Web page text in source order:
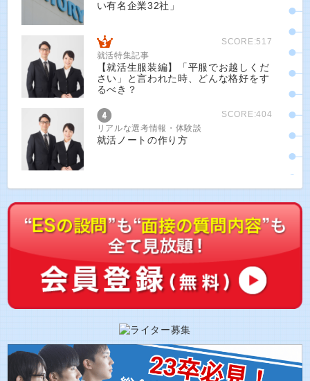
い有名企業32社」
SCORE:517
就活特集記事
【就活生服装編】「平服でお越しくだ
さい」と言われた時、どんな格好をす
るべき？
SCORE:404
リアルな選考情報・体験談
就活ノートの作り方